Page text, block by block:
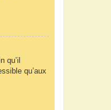
qu’il
qu’aux